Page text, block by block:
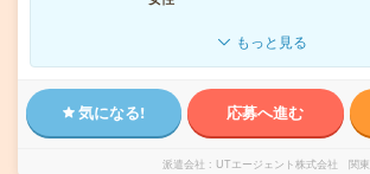
もっと見る
気になる! 応募へ進む
派遣会社 UTエージェント株式会社 関東